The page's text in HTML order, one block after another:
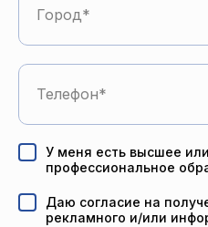
Город
Телефон
У меня есть высшее
профессиональное
Даю согласие на
рекламного и/или